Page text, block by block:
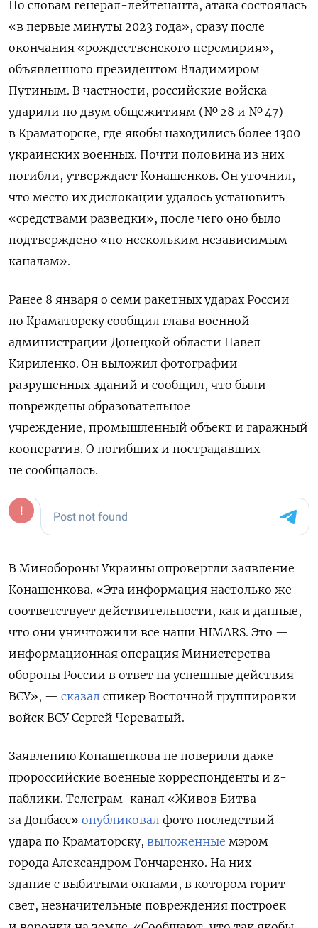
По словам генерал-лейтенанта, атака состоялась
«в первые минуты 2023 года», сразу после
окончания «рождественского перемирия»,
объявленного президентом Владимиром
Путиным. В частности, российские войска
ударили по двум общежитиям (№ 28 и № 47)
в Краматорске, где якобы находились более 1300
украинских военных. Почти половина из них
погибли, утверждает Конашенков. Он уточнил,
что место их дислокации удалось установить
«средствами разведки», после чего оно было
подтверждено «по нескольким независимым
каналам».
Ранее 8 января о семи ракетных ударах России
по Краматорску сообщил глава военной
администрации Донецкой области Павел
Кириленко. Он выложил фотографии
разрушенных зданий и сообщил, что были
повреждены образовательное
учреждение, промышленный объект и гаражный
кооператив. О погибших и пострадавших
не сообщалось.
В Минобороны Украины опровергли заявление
Конашенкова. «Эта информация настолько же
соответствует действительности, как и данные,
что они уничтожили все наши HIMARS. Это —
информационная операция Министерства
обороны России в ответ на успешные действия
ВСУ», — сказал спикер Восточной группировки
войск ВСУ Сергей Череватый.
Заявлению Конашенкова не поверили даже
пророссийские военные корреспонденты и z-
паблики. Телеграм-канал «Живов Битва
за Донбасс» опубликовал фото последствий
удара по Краматорску, выложенные мэром
города Александром Гончаренко. На них —
здание с выбитыми окнами, в котором горит
свет, незначительные повреждения построек